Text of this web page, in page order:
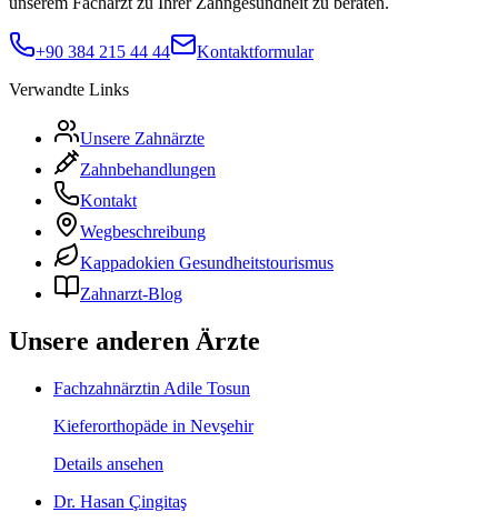
+90 384 215 44 44
Kontaktformular
Verwandte Links
Unsere Zahnärzte
Zahnbehandlungen
Kontakt
Wegbeschreibung
Kappadokien Gesundheitstourismus
Zahnarzt-Blog
Unsere anderen Ärzte
Fachzahnärztin Adile Tosun
Kieferorthopäde in Nevşehir
Details ansehen
Dr. Hasan Çingitaş